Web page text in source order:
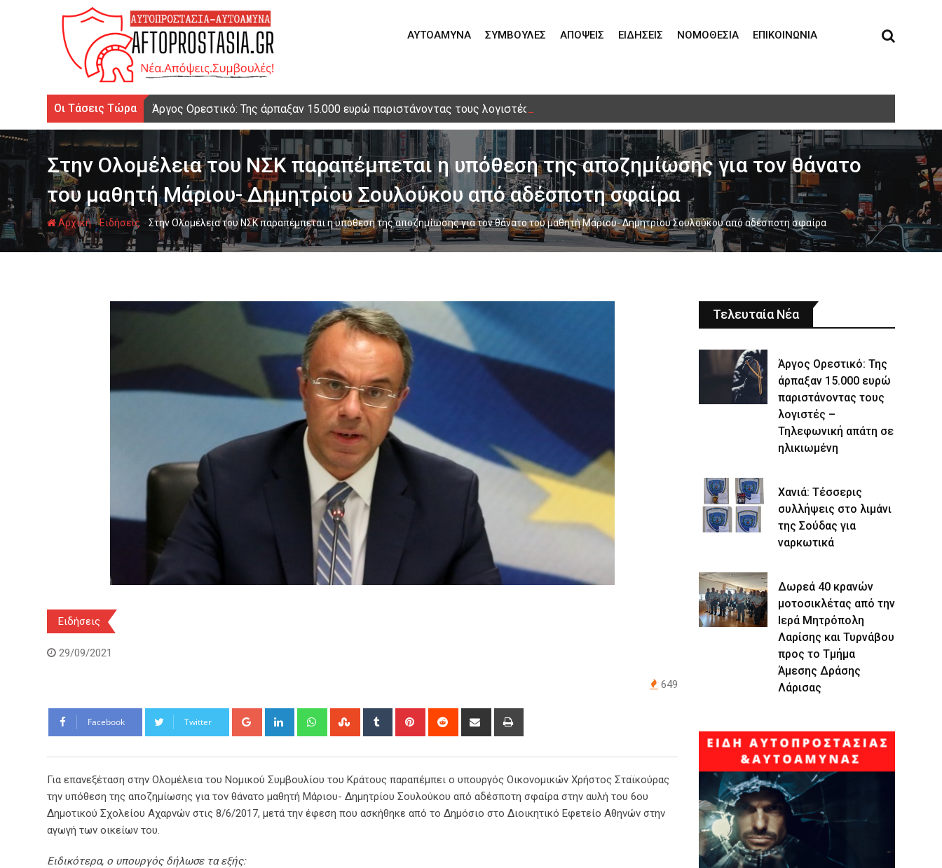
ΑΥΤΟΆΜΥΝΑ
ΣΥΜΒΟΥΛΈΣ ΑΠΌΨΕΙΣ ΕΙΔΉΣΕΙΣ ΝΟΜΟΘΕΣΊΑ ΕΠΙΚΟΙΝΩΝΊΑ
Οι Τάσεις Τώρα Άργος Ορεστικό: Της άρπαξαν 15.000 ευρώ παριστάνοντας τους λογιστές – Τηλεφωνική απάτη σε ηλικιωμένη
Στην Ολομέλεια του ΝΣΚ παραπέμπεται η υπόθεση της αποζημίωσης για τον θάνατο
του μαθητή Μάριου- Δημητρίου Σουλούκου από αδέσποτη σφαίρα
Αρχική-Ειδήσεις -Στην Ολομέλεια του ΝΣΚ παραπέμπεται η υπόθεση της αποζημίωσης για τον θάνατο του μαθητή Μάριου- Δημητρίου Σουλούκου από αδέσποτη σφαίρα
Ειδήσεις
29/09/2021
649
Facebook Twitter Google+ LinkedIn WhatsappStumbleUpon
Tumblr Pinterest Reddit
Share
Για επανεξέταση στην Ολομέλεια του Νομικού Συμβουλίου του Κράτους παραπέμπει ο υπουργός Οικονομικών Χρήστος Σταϊκούρας
την υπόθεση της αποζημίωσης για τον θάνατο μαθητή Μάριου- Δημητρίου Σουλούκου από αδέσποτη σφαίρα στην αυλή του 6ου
Δημοτικού Σχολείου Αχαρνών στις 8/6/2017, μετά την έφεση που ασκήθηκε από το Δημόσιο στο Διοικητικό Εφετείο Αθηνών στην
αγωγή των οικείων του.
Ειδικότερα, ο υπουργός δήλωσε τα εξής:
Τελευταία Νέα
Άργος Ορεστικό: Της
άρπαξαν 15.000 ευρώ
παριστάνοντας τους
λογιστές –
Τηλεφωνική απάτη σε
ηλικιωμένη
Χανιά: Τέσσερις
συλλήψεις στο λιμάνι
της Σούδας για
ναρκωτικά
Δωρεά 40 κρανών
μοτοσικλέτας από την
Ιερά Μητρόπολη
Λαρίσης και Τυρνάβου
προς το Τμήμα
Άμεσης Δράσης
Λάρισας